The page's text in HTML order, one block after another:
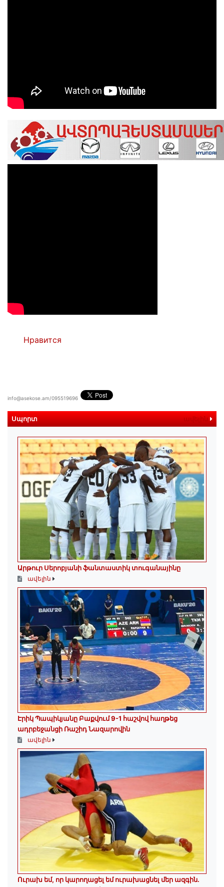
Нравится
info@asekose.am/095519696
Սպորտ ավելին
Արթուր Սերոբյանի ֆանտաստիկ տուգանայինը
ավելին
Էրիկ Պապիկյանը Բաքվում 9-1 հաշվով հաղթեց
ադրբեջանցի Ռաշիդ Նազարովին
ավելին
Ուրախ եմ, որ կարողացել եմ ուրախացնել մեր ազգին.